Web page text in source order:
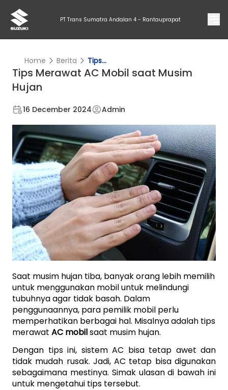
PT Trans Sumatra Andalan 4 - Rantauprapat
Home Berita Tips...
Tips Merawat AC Mobil saat Musim
Hujan
16 December 2024 Admin
Saat musim hujan tiba, banyak orang lebih memilih
untuk menggunakan mobil untuk melindungi
tubuhnya agar tidak basah. Dalam
penggunaannya, para pemilik mobil perlu
memperhatikan berbagai hal. Misalnya adalah tips
merawat AC mobil saat musim hujan.
Dengan tips ini, sistem AC bisa tetap awet dan
tidak mudah rusak. Jadi, AC tetap bisa digunakan
sebagaimana mestinya. Simak ulasan di bawah ini
untuk mengetahui tips tersebut.